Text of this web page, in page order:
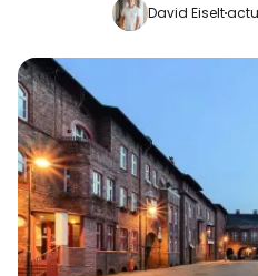
David Eiselt
Continuați